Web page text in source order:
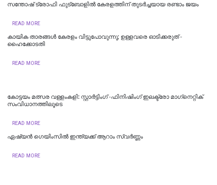
സന്തോഷ് ട്രോഫി ഫുട്ബോളില്‍ കേരളത്തിന് തുടര്‍ച്ചയായ രണ്ടാം ജയം
READ MORE
കായിക താരങ്ങള്‍ കേരളം വിട്ടുപോവുന്നു; ഉള്ളവരെ ഓടിക്കരുത് -
ഹൈക്കോടതി
READ MORE
കോട്ടയം മത്സര വള്ളംകളി: സ്റ്റാര്‍ട്ടിംഗ് -ഫിനിഷിംഗ് ഇലക്ട്രോ മാഗ്‌നെറ്റിക്
സംവിധാനത്തിലൂടെ
READ MORE
ഏഷ്യൻ ഗെയിംസില്‍ ഇന്ത്യക്ക് ആറാം സ്വര്‍ണ്ണം
READ MORE